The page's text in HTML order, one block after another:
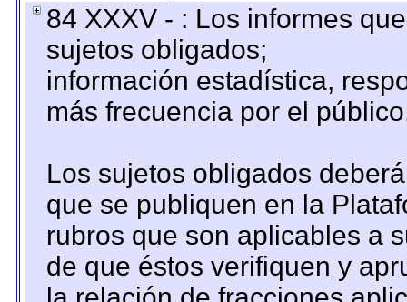
84 XXXV - : Los informes
sujetos obligados;
información estadística,
más frecuencia por el
Los sujetos obligados
que se publiquen en la
rubros que son aplicables a
de que éstos verifiquen y